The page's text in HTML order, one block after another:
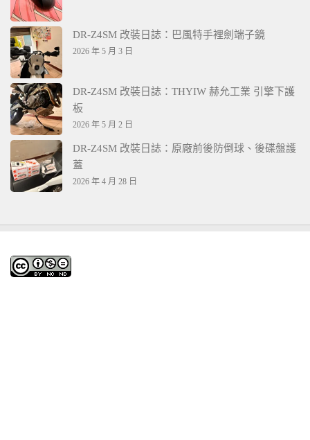
DR-Z4SM 改裝日誌：巴風特手裡劍端子鏡
2026 年 5 月 3 日
DR-Z4SM 改裝日誌：THYIW 赫允工業 引擎下護
板
2026 年 5 月 2 日
DR-Z4SM 改裝日誌：原廠前後防倒球、後碟盤護
蓋
2026 年 4 月 28 日